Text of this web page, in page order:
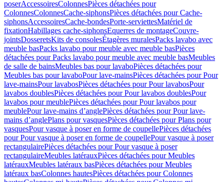
poserAccessoiresColonnesPièces détachées pour
ColonnesColonnesCache-siphonsPièces détachées pour Cache-
siphonsAccessoiresCache-bondesPorte-serviettesMatériel de
fixationHabillages cache-siphonsEquerres de montageCouvre-
jointsDosseretsKits de consolesÉtagères muralesPacks lavabo avec
meuble basPacks lavabo pour meuble avec meuble basPièces
détachées pour Packs lavabo pour meuble avec meuble basMeubles
de salle de bainsMeubles bas pour lavaboPièces détachées pour
Meubles bas pour lavaboPour lave-mainsPièces détachées pour Pour
lave-mainsPour lavabosPièces détachées pour Pour lavabosPour
lavabos doublesPièces détachées pour Pour lavabos doublesPour
lavabos pour meublePièces détachées pour Pour lavabos pour
meublePour lave-mains d’anglePièces détachées pour Pour lave-
mains d’anglePlans pour vasquesPièces détachées pour Plans pour
vasquesPour vasque à poser en forme de coupellePièces détachées
pour Pour vasque à poser en forme de coupellePour vasque à poser
rectangulairePièces détachées pour Pour vasque à poser
rectangulaireMeubles latérauxPièces détachées pour Meubles
latérauxMeubles latéraux basPièces détachées pour Meubles
latéraux basColonnes hautesPièces détachées pour Colonnes